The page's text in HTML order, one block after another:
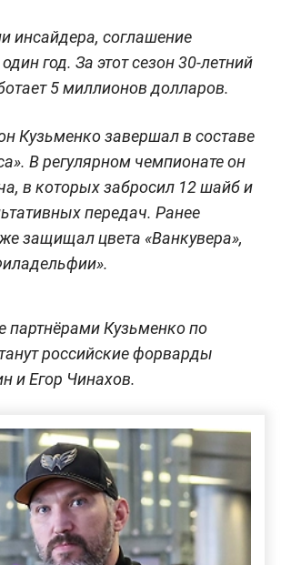
инсайдера, соглашение
год. За этот сезон 30-летний
5 миллионов долларов.
Кузьменко завершал в составе
В регулярном чемпионате он
в которых забросил 12 шайб и
передач. Ранее
защищал цвета «Ванкувера»,
партнёрами Кузьменко по
российские форварды
и Егор Чинахов.